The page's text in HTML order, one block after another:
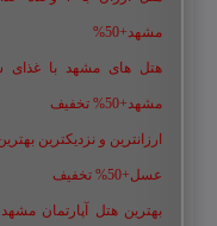
مشهد+50%
هتل های مشهد با
مشهد+50% تخفیف
ارزانترین و نزدیکترین
عسل+50% تخفیف
بهترین هتل آپارتمان